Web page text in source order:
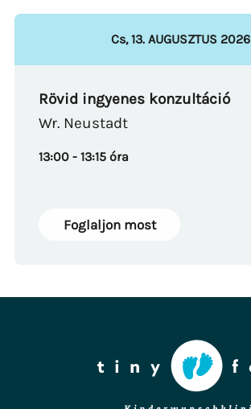
Cs,13. AUGUSZTUS2026
Rövid ingyenes konzultáció
Wr. Neustadt
13:00 - 13:15 óra
Foglaljon most